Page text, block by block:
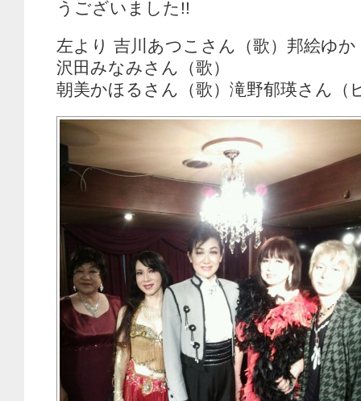
うございました!!
左より 吉川あつこさん（歌）邦絵ゆ
沢田みなみさん（歌）
朝美かほるさん（歌）滝野郁瑛さん（